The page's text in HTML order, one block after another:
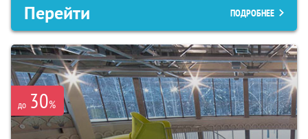
Перейти ПОДРОБНЕЕ
до 30%